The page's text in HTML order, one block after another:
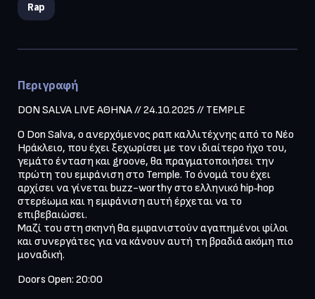
Rap
Περιγραφή
DON SALVA LIVE ΑΘΗΝΑ // 24.10.2025 // TEMPLE
O Don Salva, o ανερχόμενος ραπ καλλιτέχνης από το Νέο
Ηράκλειο, που έχει ξεχωρίσει με τον ιδιαίτερο ήχο του,
γεμάτο ένταση και groove, θα πραγματοποιήσει την
πρώτη του εμφάνιση στο Temple. Το όνομά του έχει
αρχίσει να γίνεται buzz-worthy στο ελληνικό hip‑hop
στερέωμα και η εμφάνιση αυτή έρχεται να το
επιβεβαιώσει.
Μαζί του στη σκηνή θα εμφανιστούν αγαπημένοι φίλοι
και συνεργάτες για να κάνουν αυτή τη βραδιά ακόμη πιο
μοναδική.
Doors Open: 20:00